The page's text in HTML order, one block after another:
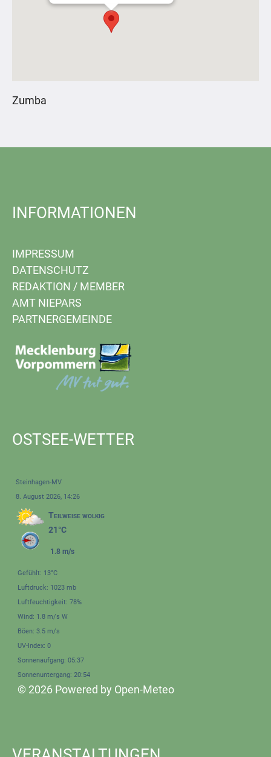
Zumba
INFORMATIONEN
IMPRESSUM
DATENSCHUTZ
REDAKTION / MEMBER
AMT NIEPARS
PARTNERGEMEINDE
OSTSEE-WETTER
Steinhagen-MV
8. August 2026, 14:26
Teilweise wolkig
21°C
1.8 m/s
Gefühlt: 13°C
Luftdruck: 1023 mb
Luftfeuchtigkeit: 78%
Wind: 1.8 m/s W
Böen: 3.5 m/s
UV-Index: 0
Sonnenaufgang: 05:37
Sonnenuntergang: 20:54
© 2026 Powered by Open-Meteo